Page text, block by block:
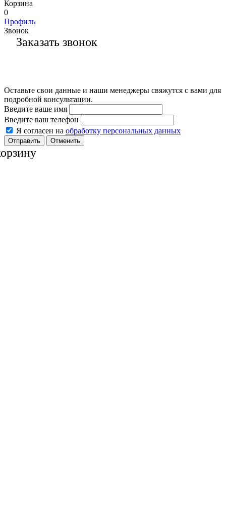
Корзина
0
Профиль
Звонок
Заказать звонок
Оставьте свои данные и наши менеджеры свяжутся с вами для
подробной консультации.
Введите ваше имя
Введите ваш телефон
Я согласен на обработку персональных данных
Отменить